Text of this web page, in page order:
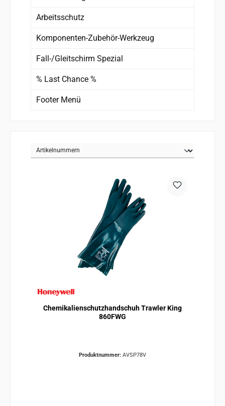
Arbeitsschutz
Komponenten-Zubehör-Werkzeug
Fall-/Gleitschirm Spezial
% Last Chance %
Footer Menü
Chemikalienschutzhandschuh Trawler King
860FWG
Produktnummer: AVSP78V